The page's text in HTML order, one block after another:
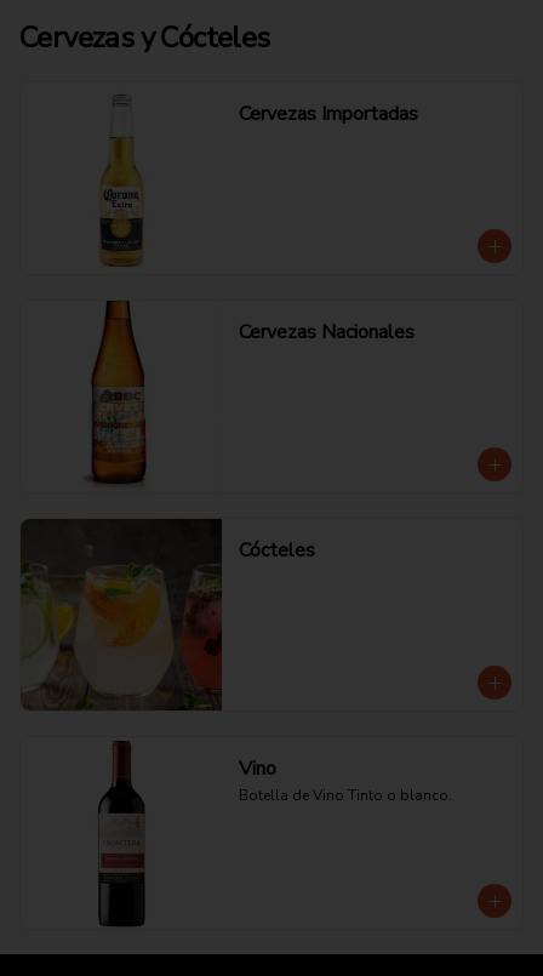
Cervezas y Cócteles
Cervezas Importadas
Cervezas Nacionales
Cócteles
Vino
Botella de Vino Tinto o blanco.